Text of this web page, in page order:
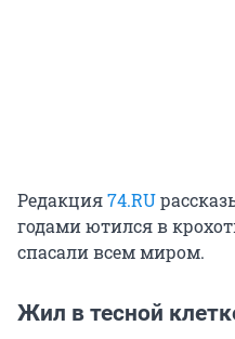
Редакция74.RU
годами ютился в
спасали всем миром.
Жил в тесной